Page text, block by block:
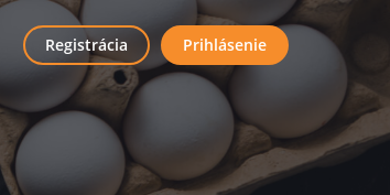
User
account
menu
Registrácia Prihlásenie